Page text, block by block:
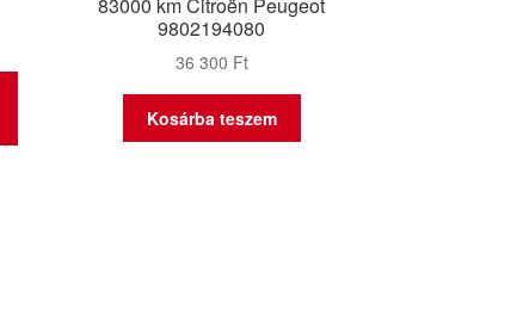
9802194080
36 300 Ft
Kosárba teszem